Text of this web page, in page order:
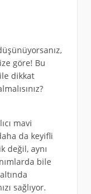
göre! Bu
dikkat
mavi
da keyifli
değil, aynı
bile
sağlıyor.